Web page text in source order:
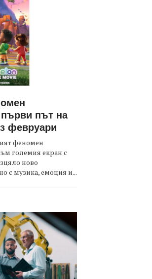
път на
февруари
феномен
големия екран с
ново
с музика, емоция и...